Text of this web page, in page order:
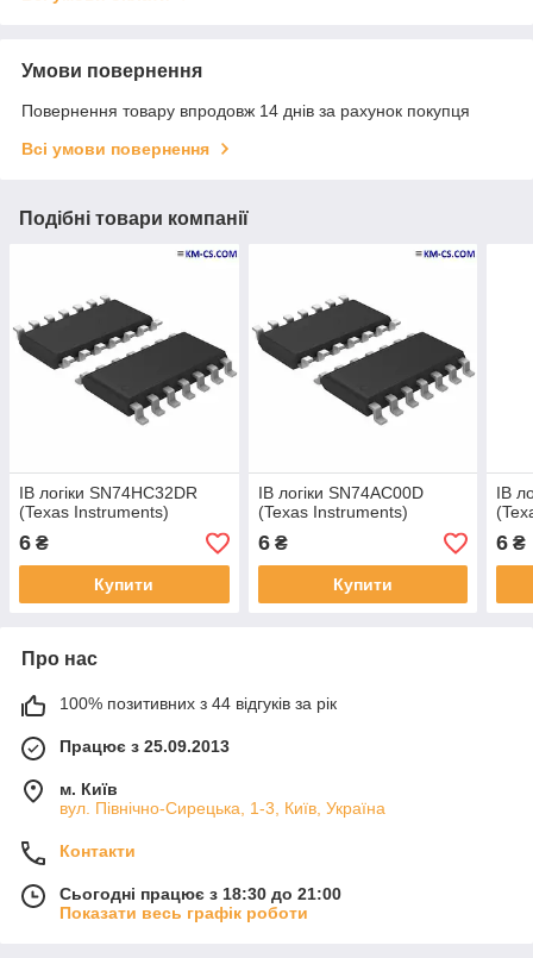
Умови повернення
Повернення товару впродовж 14 днів за рахунок покупця
Всі умови повернення
Подібні товари компанії
ІВ логіки SN74HC32DR
(Texas Instruments)
6 ₴
Купити
ІВ логіки SN74AC00D
(Texas Instruments)
6₴
Купити
ІВ
6 ₴
Про нас
100% позитивних з 44 відгуків за рік
Працює з 25.09.2013
м. Київ
вул. Північно-Сирецька, 1-3, Київ, Україна
Контакти
Сьогодні працює з 18:30 до 21:00
Показати весь графік роботи